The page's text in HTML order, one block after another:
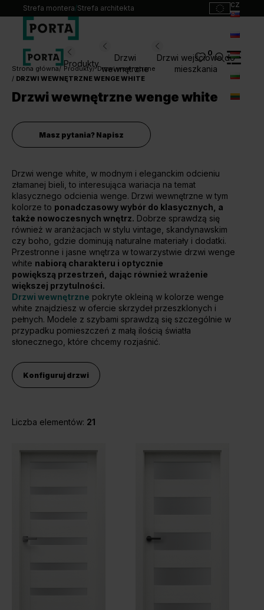
Strefa montera/Strefa architekta cz
hu
Produkty
Drzwi
wewnętrzne
Drzwi wejściowe do
mieszkania
0
Wybierz swoje drzwi
Produkty
Monterzy
Pliki do pobrania
Biuro prasowe
O nas
Blog
Unia Europejska
Extranet
Dla sygnalisty
Strona główna Produkty
Drzwi wewnętrzne
DRZWI WEWNĘTRZNE WENGE WHITE
Drzwi wewnętrzne wenge white
Masz pytania? Napisz
Drzwi wenge white, w modnym i eleganckim odcieniu
złamanej bieli, to interesująca wariacja na temat
klasycznego odcienia wenge. Drzwi wewnętrzne w tym
kolorze to ponadczasowy wybór do klasycznych, a
także nowoczesnych wnętrz. Dobrze sprawdzą się
również w aranżacjach w stylu vintage, skandynawskim
czy boho, gdzie dominują naturalne materiały i dodatki.
Przestronne i jasne wnętrza w towarzystwie drzwi wenge
white nabiorą charakteru i optycznie
powiększą przestrzeń, dając również wrażenie
większej przytulności.
Drzwi wewnętrzne pokryte okleiną w kolorze wenge
white znajdziesz w ofercie skrzydeł przeszklonych i
pełnych. Modele z szybami sprawdzą się szczególnie w
przypadku pomieszczeń z małą ilością światła
słonecznego, które chcemy rozjaśnić.
Konfiguruj drzwi
Liczba elementów: 21